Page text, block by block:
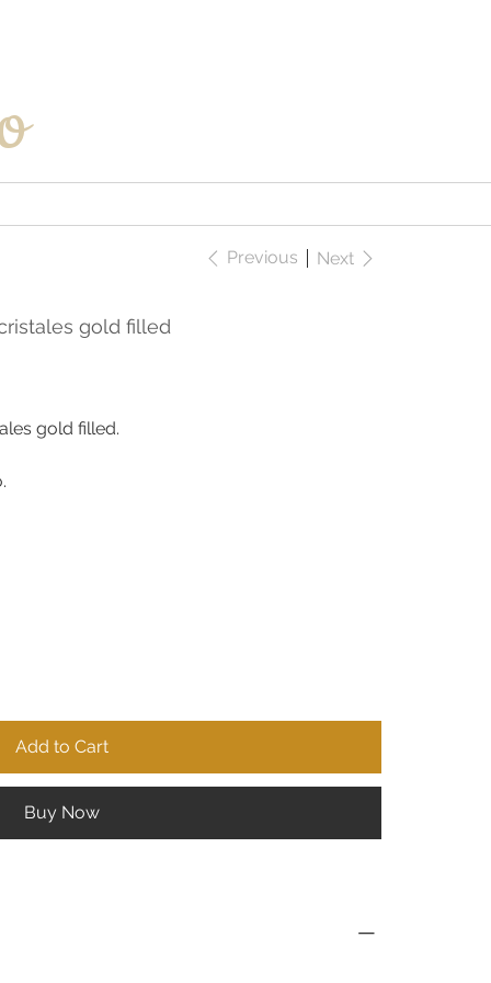
Previous Next
gold filled
gold filled.
Add to Cart
Buy Now